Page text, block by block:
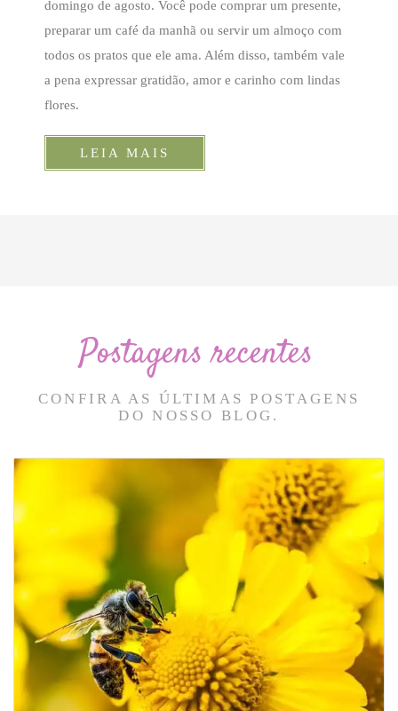
domingo de agosto. Você pode comprar um presente,
preparar um café da manhã ou servir um almoço com
todos os pratos que ele ama. Além disso, também vale
a pena expressar gratidão, amor e carinho com lindas
flores.
LEIA MAIS
Postagens recentes
CONFIRA AS ÚLTIMAS POSTAGENS
DO NOSSO BLOG.